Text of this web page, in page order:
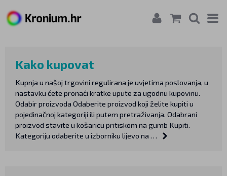
Kako kupovat
Kupnja u našoj trgovini regulirana je uvjetima poslovanja, u
nastavku ćete pronaći kratke upute za ugodnu kupovinu.
Odabir proizvoda Odaberite proizvod koji želite kupiti u
pojedinačnoj kategoriji ili putem pretraživanja. Odabrani
proizvod stavite u košaricu pritiskom na gumb Kupiti.
Kategoriju odaberite u izborniku lijevo na …